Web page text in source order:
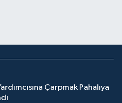
Çarpmak Pahalıya